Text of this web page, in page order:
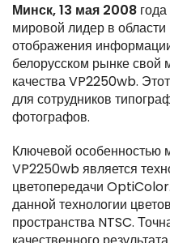
Минск, 13 мая 2008
мировой лидер в
отображения
белорусском рынке свой
качества VP2250wb.
для сотрудников
фотографов.
Ключевой особенностью
VP2250wb является
цветопередачи
данной технологии
пространства NTSC.